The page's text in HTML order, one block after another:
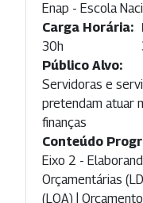
Enap - Escola
Carga Horária:
30h
Público Alvo:
Servidoras e
pretendam atuar
finanças
Conteúdo
Eixo 2 -
Orçamentárias
(LOA) |